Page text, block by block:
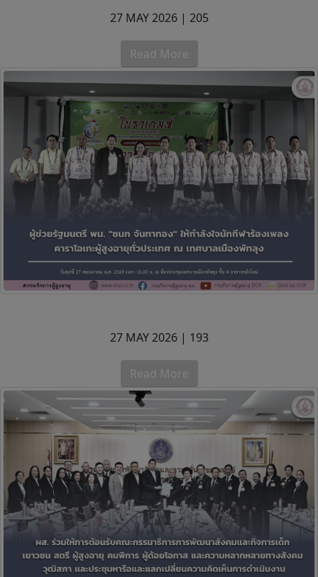
27 MAY 2026 | 205
Read More
27 MAY 2026 | 193
Read More